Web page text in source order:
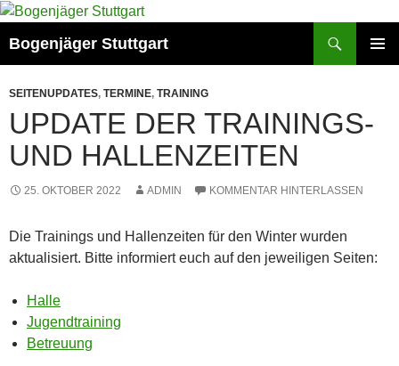
Zum
springen
Bogenjäger Stuttgart
SEITENUPDATES, TERMINE, TRAINING
UPDATE DER TRAININGS-
UND HALLENZEITEN
25. OKTOBER 2022 ADMIN KOMMENTAR HINTERLASSEN
Die Trainings und Hallenzeiten für den Winter wurden
aktualisiert. Bitte informiert euch auf den jeweiligen Seiten:
Halle
Jugendtraining
Betreuung